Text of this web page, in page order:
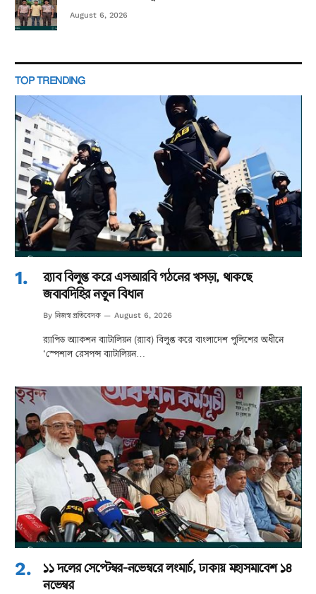
August 6, 2026
TOP TRENDING
র‌্যাব বিলুপ্ত করে এসআরবি গঠনের খসড়া, থাকছে
জবাবদিহির নতুন বিধান
By নিজস্ব প্রতিবেদক August 6, 2026
র‌্যাপিড অ্যাকশন ব্যাটালিয়ন (র‌্যাব) বিলুপ্ত করে বাংলাদেশ পুলিশের অধীনে
‘স্পেশাল রেসপন্স ব্যাটালিয়ন…
১১ দলের সেপ্টেম্বর-নভেম্বরে লংমার্চ, ঢাকায় মহাসমাবেশ ১৪
নভেম্বর